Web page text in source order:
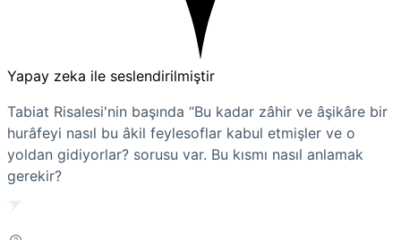
Yapay zeka ile seslendirilmiştir
Tabiat Risalesi'nin başında “Bu kadar zâhir ve âşikâre bir
hurâfeyi nasıl bu âkil feylesoflar kabul etmişler ve o
yoldan gidiyorlar? sorusu var. Bu kısmı nasıl anlamak
gerekir?